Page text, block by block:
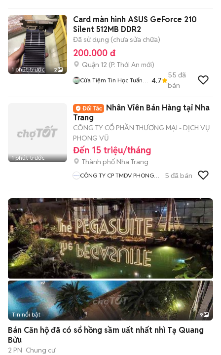
1 phút trước 2
Card màn hình ASUS GeForce 210
Silent 512MB DDR2
Đã sử dụng (chưa sửa chữa)
200.000 đ
Quận 12 (P. Thới An mới)
Cửa Tiệm Tin Học Tuấn
4.7
55 đã
bán
1 phút trước
Nhân Viên Bán Hàng tại Nha
Trang
CÔNG TY CỔ PHẦN THƯƠNG MẠI - DỊCH VỤ
PHONG VŨ
Đến 15 triệu/tháng
Thành phố Nha Trang
CÔNG TY CP TMDV PHONG
5 đã bán
+2
Tin nổi bật 9
Bán Căn hộ đã có sổ hồng sầm uất nhất nhì Tạ Quang
Bửu
2 PN Chung cư